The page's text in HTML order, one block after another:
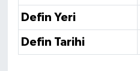
Defin Yeri
Defin Tarihi